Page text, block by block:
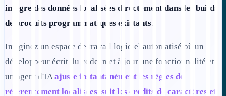
intègre des données localisées directement dans les builds
de produits programmatiques existants.
Imaginez un espace de travail logiciel automatisé où un
développeur écrit du code, met à jour une fonctionnalité et
un agent d'IA ajuste instantanément les règles de
référencement localisées, suit les crédits de caractères et